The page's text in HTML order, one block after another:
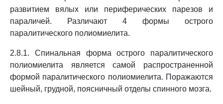
развитием вялых или периферических парезов и
параличей. Различают 4 формы острого
паралитического полиомиелита.
2.8.1. Спинальная форма острого паралитического
полиомиелита является самой распространенной
формой паралитического полиомиелита. Поражаются
шейный, грудной, поясничный отделы спинного мозга.